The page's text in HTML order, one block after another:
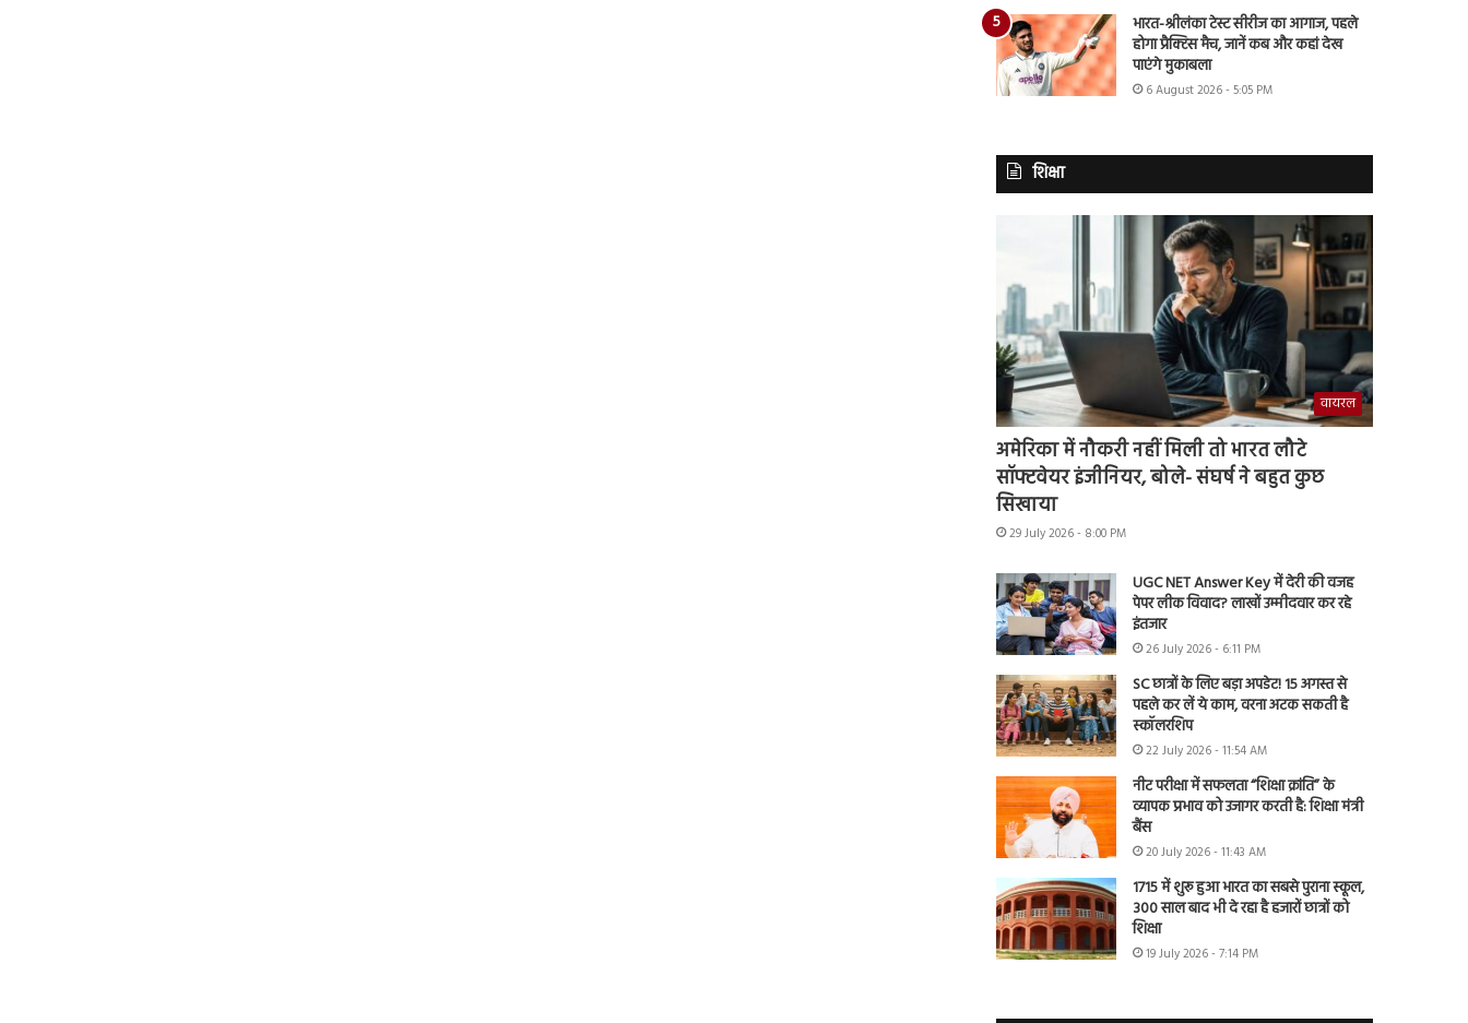
भारत-श्रीलंका टेस्ट सीरीज का आगाज, पहले
होगा प्रैक्टिस मैच, जानें कब और कहां देख
पाएंगे मुकाबला
6 August 2026 - 5:05 PM
शिक्षा
वायरल
अमेरिका में नौकरी नहीं मिली तो भारत लौटे
सॉफ्टवेयर इंजीनियर, बोले- संघर्ष ने बहुत कुछ
सिखाया
29 July 2026 - 8:00 PM
UGC NET Answer Key में देरी की वजह
पेपर लीक विवाद? लाखों उम्मीदवार कर रहे
इंतजार
26 July 2026 - 6:11 PM
SC छात्रों के लिए बड़ा अपडेट! 15 अगस्त से
पहले कर लें ये काम, वरना अटक सकती है
स्कॉलरशिप
22 July 2026 - 11:54 AM
नीट परीक्षा में सफलता “शिक्षा क्रांति” के
व्यापक प्रभाव को उजागर करती है: शिक्षा मंत्री
बैंस
20 July 2026 - 11:43 AM
1715 में शुरू हुआ भारत का सबसे पुराना स्कूल,
300 साल बाद भी दे रहा है हजारों छात्रों को
शिक्षा
19 July 2026 - 7:14 PM